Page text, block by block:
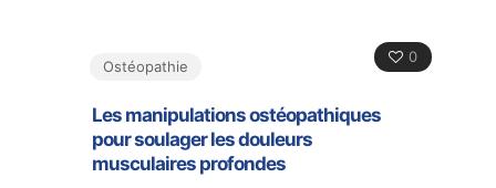
0
Ostéopathie
Les manipulations ostéopathiques
pour soulager les douleurs
musculaires profondes